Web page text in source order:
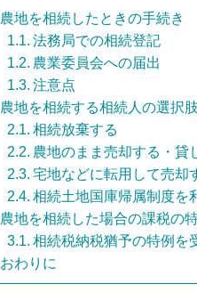
農地を相続したときの手続き
法務局での相続登記
農業委員会への届出
注意点
農地を相続する相続人の選択肢
相続放棄する
農地のまま売却する・貸
宅地などに転用して売却
相続土地国庫帰属制度を
農地を相続した場合の課税の
相続税納税猶予の特例を
おわりに